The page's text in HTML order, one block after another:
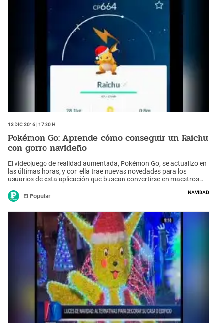
13 Dic 2016 | 17:30 h
Pokémon Go: Aprende cómo conseguir un Raichu
con gorro navideño
El videojuego de realidad aumentada, Pokémon Go, se actualizo en
las últimas horas, y con ella trae nuevas novedades para los
usuarios de esta aplicación que buscan convertirse en maestros
El Popular
Navidad